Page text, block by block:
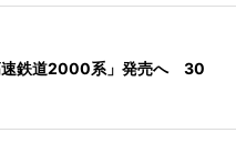
速鉄道2000系」発売へ 30